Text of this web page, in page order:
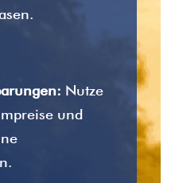
Nutze
und